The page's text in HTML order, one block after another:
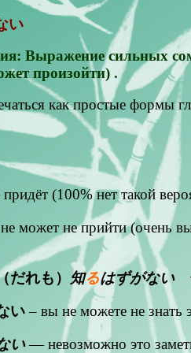
い
Выражение сильных
произойти) .
как простые формы
(100% нет такой
может не прийти (очень
だれも） 知るはずがない
い– вы не можете не знать
い— невозможно это